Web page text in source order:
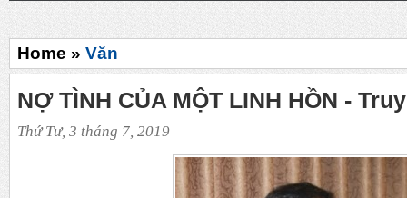
Home » Văn
NỢ TÌNH CỦA MỘT LINH HỒN -
Thứ Tư, 3 tháng 7, 2019